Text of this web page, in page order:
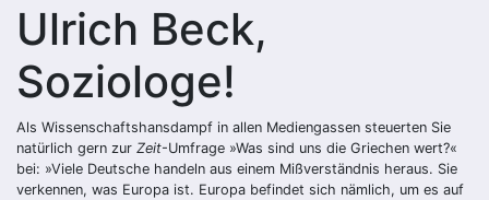
Ulrich Beck,
Soziologe!
Als Wissenschaftshansdampf in allen Mediengassen steuerten Sie
natürlich gern zur Zeit-Umfrage »Was sind uns die Griechen wert?«
bei: »Viele Deutsche handeln aus einem Mißverständnis heraus. Sie
verkennen, was Europa ist. Europa befindet sich nämlich, um es auf